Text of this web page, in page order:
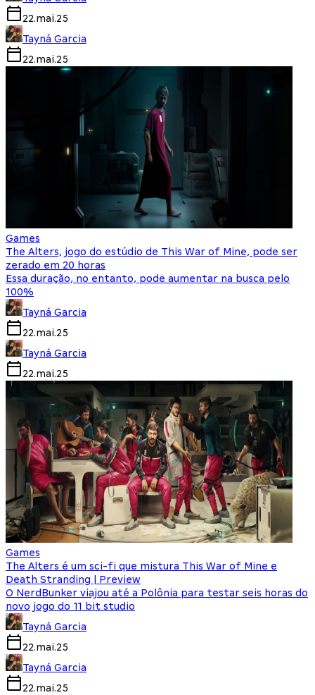
22.mai.25
Tayná Garcia
22.mai.25
Games
The Alters, jogo do estúdio de This War of Mine, pode ser
zerado em 20 horas
Essa duração, no entanto, pode aumentar na busca pelo
100%
Tayná Garcia
22.mai.25
Tayná Garcia
22.mai.25
Games
The Alters é um sci-fi que mistura This War of Mine e
Death Stranding | Preview
O NerdBunker viajou até a Polônia para testar seis horas do
novo jogo do 11 bit studio
Tayná Garcia
22.mai.25
Tayná Garcia
22.mai.25